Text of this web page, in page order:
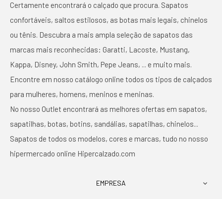
Certamente encontrará o calçado que procura. Sapatos
confortáveis, saltos estilosos, as botas mais legais, chinelos
ou tênis. Descubra a mais ampla seleção de sapatos das
marcas mais reconhecidas: Garatti, Lacoste, Mustang,
Kappa, Disney, John Smith, Pepe Jeans, ... e muito mais.
Encontre em nosso catálogo online todos os tipos de calçados
para mulheres, homens, meninos e meninas.
No nosso Outlet encontrará as melhores ofertas em sapatos,
sapatilhas, botas, botins, sandálias, sapatilhas, chinelos...
Sapatos de todos os modelos, cores e marcas, tudo no nosso
hipermercado online Hipercalzado.com
EMPRESA 